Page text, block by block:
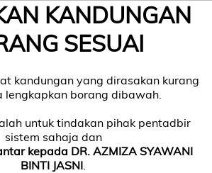
KANDUNGAN
SESUAI
kandungan yang dirasakan kurang
lengkapkan borang dibawah.
untuk tindakan pihak pentadbir
sistem sahaja dan
kepada DR. AZMIZA SYAWANI
BINTI JASNI